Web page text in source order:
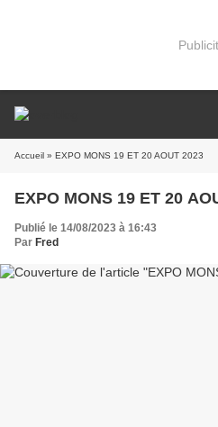
Accueil » EXPO MONS 19 ET 20 AOUT 2023
EXPO MONS 19 ET 20
Publié le 14/08/2023 à 16:43
Par Fred